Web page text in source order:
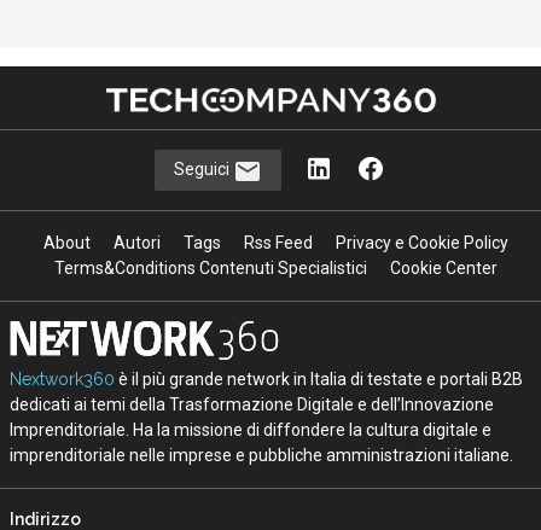
Seguici
About Autori Tags Rss Feed
Privacy e Cookie Policy
Terms&Conditions Contenuti Specialistici
Cookie Center
Nextwork360 è il più grande network in Italia di testate e portali B2B
dedicati ai temi della Trasformazione Digitale e dell’Innovazione
Imprenditoriale. Ha la missione di diffondere la cultura digitale e
imprenditoriale nelle imprese e pubbliche amministrazioni italiane.
Indirizzo